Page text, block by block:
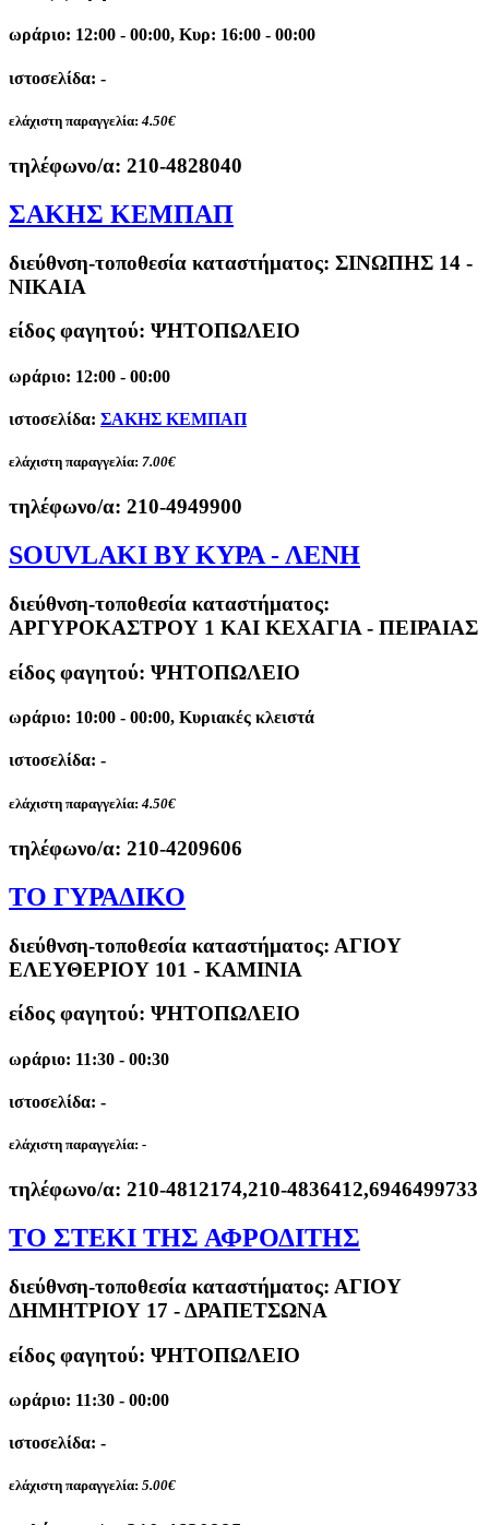
ωράριο: 12:00 - 00:00, Κυρ: 16:00 - 00:00
ιστοσελίδα: -
ελάχιστη παραγγελία: 4.50€
τηλέφωνο/α: 210-4828040
ΣΑΚΗΣ ΚΕΜΠΑΠ
διεύθνση-τοποθεσία καταστήματος: ΣΙΝΩΠΗΣ 14 -
ΝΙΚΑΙΑ
είδος φαγητού: ΨΗΤΟΠΩΛΕΙΟ
ωράριο: 12:00 - 00:00
ιστοσελίδα: ΣΑΚΗΣ ΚΕΜΠΑΠ
ελάχιστη παραγγελία: 7.00€
τηλέφωνο/α: 210-4949900
SOUVLAKI BY ΚΥΡΑ - ΛΕΝΗ
διεύθνση-τοποθεσία καταστήματος:
ΑΡΓΥΡΟΚΑΣΤΡΟΥ 1 ΚΑΙ ΚΕΧΑΓΙΑ - ΠΕΙΡΑΙΑΣ
είδος φαγητού: ΨΗΤΟΠΩΛΕΙΟ
ωράριο: 10:00 - 00:00, Κυριακές κλειστά
ιστοσελίδα: -
ελάχιστη παραγγελία: 4.50€
τηλέφωνο/α: 210-4209606
ΤΟ ΓΥΡΑΔΙΚΟ
διεύθνση-τοποθεσία καταστήματος: ΑΓΙΟΥ
ΕΛΕΥΘΕΡΙΟΥ 101 - ΚΑΜΙΝΙΑ
είδος φαγητού: ΨΗΤΟΠΩΛΕΙΟ
ωράριο: 11:30 - 00:30
ιστοσελίδα: -
ελάχιστη παραγγελία: -
τηλέφωνο/α: 210-4812174,210-4836412,6946499733
ΤΟ ΣΤΕΚΙ ΤΗΣ ΑΦΡΟΔΙΤΗΣ
διεύθνση-τοποθεσία καταστήματος: ΑΓΙΟΥ
ΔΗΜΗΤΡΙΟΥ 17 - ΔΡΑΠΕΤΣΩΝΑ
είδος φαγητού: ΨΗΤΟΠΩΛΕΙΟ
ωράριο: 11:30 - 00:00
ιστοσελίδα: -
ελάχιστη παραγγελία: 5.00€